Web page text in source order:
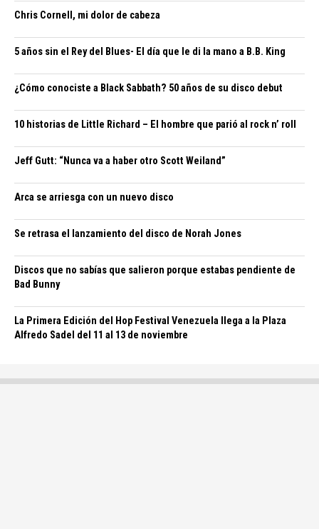
Chris Cornell, mi dolor de cabeza
5 años sin el Rey del Blues- El día que le di la mano a B.B. King
¿Cómo conociste a Black Sabbath? 50 años de su disco debut
10 historias de Little Richard – El hombre que parió al rock n’ roll
Jeff Gutt: “Nunca va a haber otro Scott Weiland”
Arca se arriesga con un nuevo disco
Se retrasa el lanzamiento del disco de Norah Jones
Discos que no sabías que salieron porque estabas pendiente de
Bad Bunny
La Primera Edición del Hop Festival Venezuela llega a la Plaza
Alfredo Sadel del 11 al 13 de noviembre